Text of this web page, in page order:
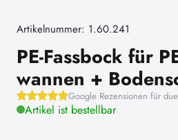
Artikelnummer: 1.60.241
PE-Fassbock für
wannen +
Google Rezensionen für
Artikel ist bestellbar